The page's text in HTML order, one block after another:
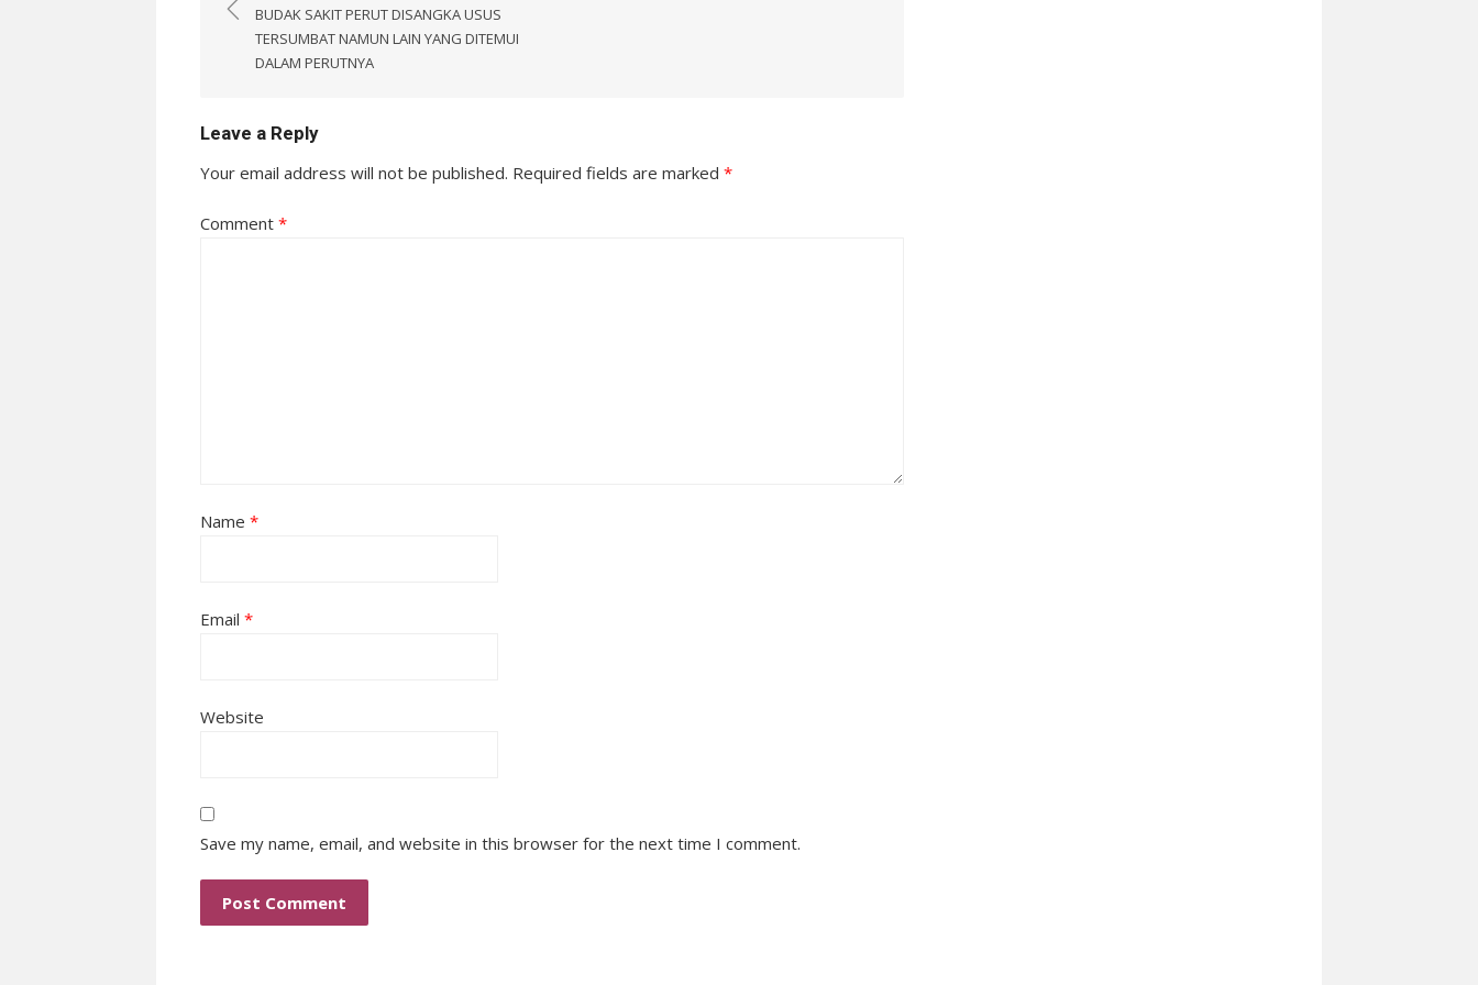
navigation
BUDAK SAKIT PERUT DISANGKA USUS
TERSUMBAT NAMUN LAIN YANG DITEMUI
DALAM PERUTNYA
Leave a Reply
Your email address will not be published. Required fields are marked *
Comment *
Name *
Email *
Website
Save my name, email, and website in this browser for the next time I comment.